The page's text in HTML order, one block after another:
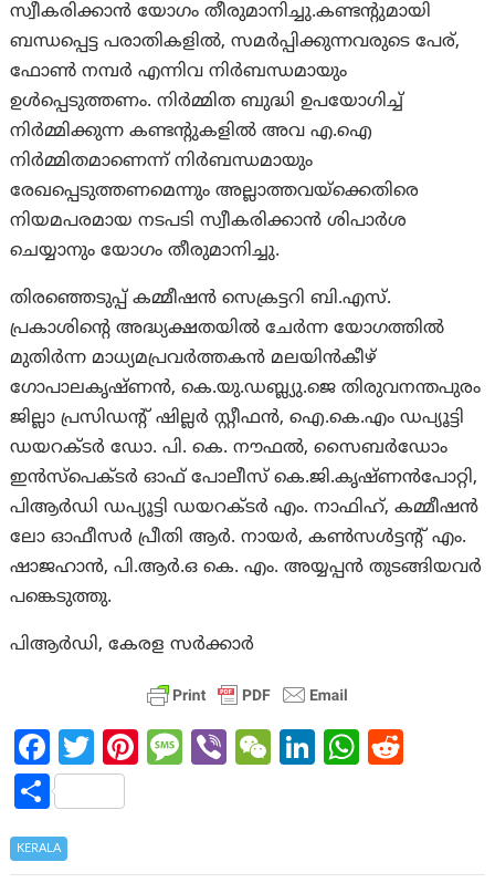
സ്വീകരിക്കാൻ യോഗം തീരുമാനിച്ചു.കണ്ടന്റുമായി
ബന്ധപ്പെട്ട പരാതികളിൽ, സമർപ്പിക്കുന്നവരുടെ പേര്,
ഫോൺ നമ്പർ എന്നിവ നിർബന്ധമായും
ഉൾപ്പെടുത്തണം. നിർമ്മിത ബുദ്ധി ഉപയോഗിച്ച്
നിർമ്മിക്കുന്ന കണ്ടന്റുകളിൽ അവ എ.ഐ
നിർമ്മിതമാണെന്ന് നിർബന്ധമായും
രേഖപ്പെടുത്തണമെന്നും അല്ലാത്തവയ്‌ക്കെതിരെ
നിയമപരമായ നടപടി സ്വീകരിക്കാൻ ശിപാർശ
ചെയ്യാനും യോഗം തീരുമാനിച്ചു.
തിരഞ്ഞെടുപ്പ് കമ്മീഷൻ സെക്രട്ടറി ബി.എസ്.
പ്രകാശിന്റെ അദ്ധ്യക്ഷതയിൽ ചേർന്ന യോഗത്തിൽ
മുതിർന്ന മാധ്യമപ്രവർത്തകൻ മലയിൻകീഴ്
ഗോപാലകൃഷ്ണൻ, കെ.യു.ഡബ്ല്യു.ജെ തിരുവനന്തപുരം
ജില്ലാ പ്രസിഡന്റ് ഷില്ലർ സ്റ്റീഫൻ, ഐ.കെ.എം ഡപ്യൂട്ടി
ഡയറക്ടർ ഡോ. പി. കെ. നൗഫൽ, സൈബർഡോം
ഇൻസ്‌പെക്ടർ ഓഫ് പോലീസ് കെ.ജി.കൃഷ്ണൻപോറ്റി,
പിആർഡി ഡപ്യൂട്ടി ഡയറക്ടർ എം. നാഫിഹ്, കമ്മീഷൻ
ലോ ഓഫീസർ പ്രീതി ആർ. നായർ, കൺസൾട്ടന്റ് എം.
ഷാജഹാൻ, പി.ആർ.ഒ കെ. എം. അയ്യപ്പൻ തുടങ്ങിയവർ
പങ്കെടുത്തു.
പിആര്‍ഡി, കേരള സര്‍ക്കാര്‍
Fa
ce
b
o
T
w
itt
Pi M Vi W Li W
S
h
ar
KERALA